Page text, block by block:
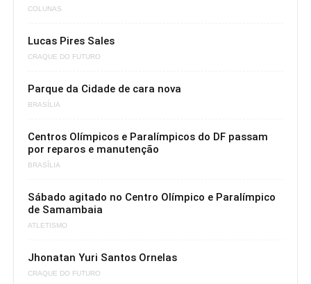
COLUNAS
Lucas Pires Sales
CRAQUE DO FUTURO
Parque da Cidade de cara nova
BRASÍLIA
Centros Olímpicos e Paralímpicos do DF passam
por reparos e manutenção
BRASÍLIA
Sábado agitado no Centro Olímpico e Paralímpico
de Samambaia
ATLETISMO
Jhonatan Yuri Santos Ornelas
CRAQUE DO FUTURO